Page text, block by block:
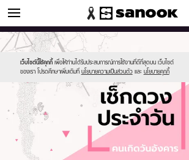
ดูดวง
เว็บไซต์นี้ใช้คุกกี้ เพื่อให้ท่านได้รับประสบการณ์การใช้งานที่ดีที่สุดบน เว็บไซต์
ของเรา โปรดศึกษาเพิ่มเติมที่ นโยบายความเป็นส่วนตัว และ นโยบายคุกกี้
Sanook
//s.isanook.com/sr/0/images/logo-
new-
sanook.png
600
60
//s.isanook.com/ho/0/ud/fxd/day/daily-
horoscope-
tuesday.jpg